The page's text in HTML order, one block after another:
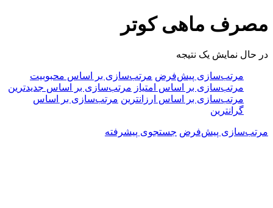
مصرف ماهی کوتر
در حال نمایش یک نتیجه
مرتب‌سازی پیش‌فرض مرتب‌سازی بر اساس محبوبیت
مرتب‌سازی بر اساس امتیاز مرتب‌سازی بر اساس جدیدترین
مرتب‌سازی بر اساس ارزانترین مرتب‌سازی بر اساس
گرانترین
مرتب‌سازی پیش‌فرض جستجوی پیشرفته